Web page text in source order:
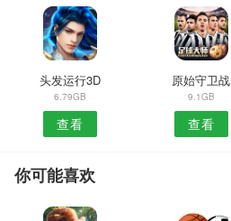
头发运行3D
6.79GB
查看
原始守卫战
9.1GB
查看
你可能喜欢